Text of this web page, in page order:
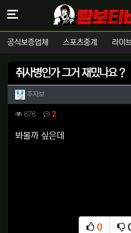
공식보증업체 스포츠중계 라이
취사병인가 그거 재밌나요 ?
작성자 정보
주자보
컨텐츠 정보
676조회 2댓글
본문
봐볼까 싶은데
0